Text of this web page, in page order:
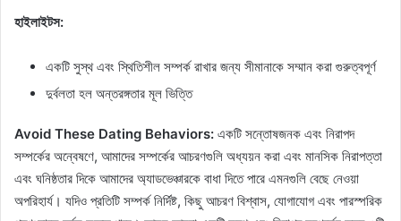
হাইলাইটস:
একটি সুস্থ এবং স্থিতিশীল সম্পর্ক রাখার জন্য সীমানাকে সম্মান করা গুরুত্বপূর্ণ
দুর্বলতা হল অন্তরঙ্গতার মূল ভিত্তি
Avoid These Dating Behaviors: একটি সন্তোষজনক এবং নিরাপদ
সম্পর্কের অন্বেষণে, আমাদের সম্পর্কের আচরণগুলি অধ্যয়ন করা এবং মানসিক নিরাপত্তা
এবং ঘনিষ্ঠতার দিকে আমাদের অ্যাডভেঞ্চারকে বাধা দিতে পারে এমনগুলি বেছে নেওয়া
অপরিহার্য। যদিও প্রতিটি সম্পর্ক নির্দিষ্ট, কিছু আচরণ বিশ্বাস, যোগাযোগ এবং পারস্পরিক